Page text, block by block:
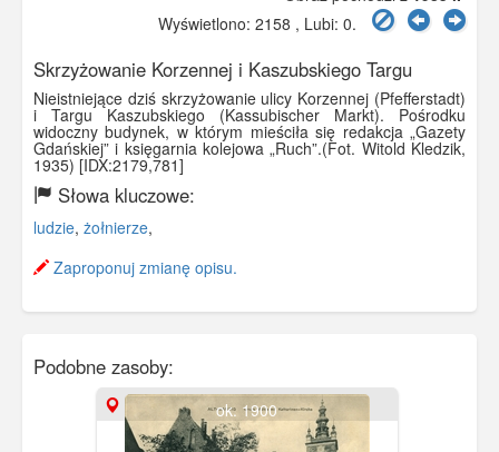
Wyświetlono: 2158 , Lubi: 0.
Skrzyżowanie Korzennej i Kaszubskiego Targu
Nieistniejące dziś skrzyżowanie ulicy Korzennej (Pfefferstadt)
i Targu Kaszubskiego (Kassubischer Markt). Pośrodku
widoczny budynek, w którym mieściła się redakcja „Gazety
Gdańskiej” i księgarnia kolejowa „Ruch”.(Fot. Witold Kledzik,
1935) [IDX:2179,781]
Słowa kluczowe:
ludzie, żołnierze,
Zaproponuj zmianę opisu.
Podobne zasoby:
ok. 1900